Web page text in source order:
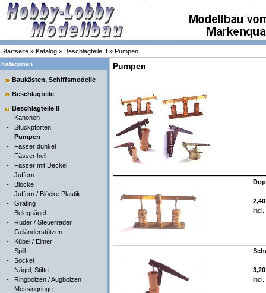
Startseite » Katalog » Beschlagteile II » Pumpen
Kategorien
Baukästen, Schiffsmodelle
Beschlagteile
Beschlagteile II
- Kanonen
- Stückpforten
- Pumpen
- Fässer dunkel
- Fässer hell
- Fässer mit Deckel
- Juffern
- Blöcke
- Juffern / Blöcke Plastik
- Gräting
- Belegnägel
- Ruder / Steuerräder
- Geländerstützen
- Kübel / Eimer
- Spill ....
- Sockel
- Nägel, Stifte ....
- Ringbolzen / Augbolzen
- Messingringe
Pumpen
incl.
incl.